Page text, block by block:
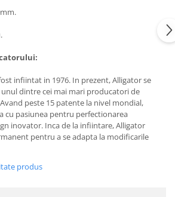
infiintat in 1976. In prezent, Alligator se
dintre cei mai mari producatori de
peste 15 patente la nivel mondial,
cu pasiunea pentru perfectionarea
inovator. Inca de la infiintare, Alligator
pentru a se adapta la modificarile
produs